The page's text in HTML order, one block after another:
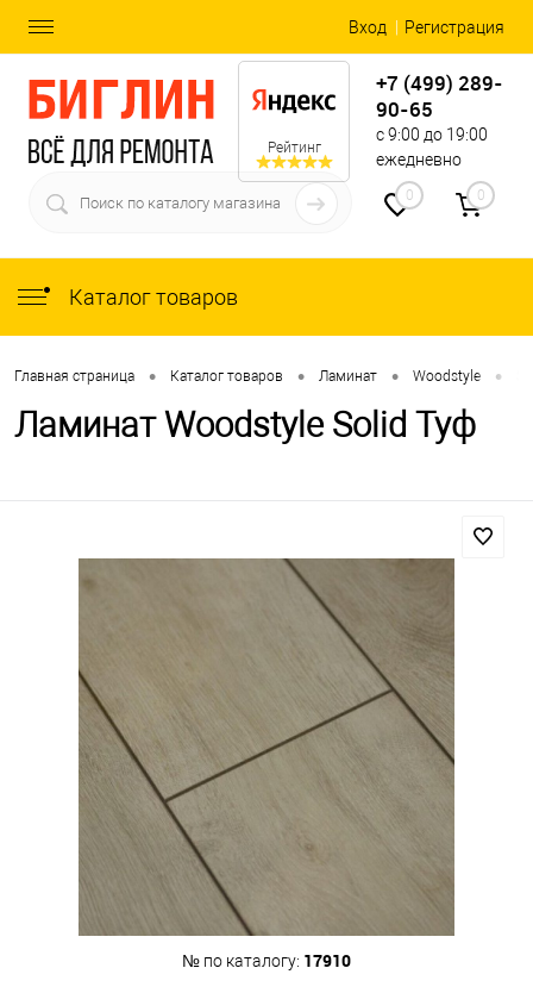
Вход Регистрация
Рейтинг
+7 (499) 289-
90-65
с 9:00 до 19:00
ежедневно
0 0
Каталог товаров
Главная страница • Каталог товаров • Ламинат • Woodstyle •
Ламинат Woodstyle Solid Туф
№ по каталогу: 17910